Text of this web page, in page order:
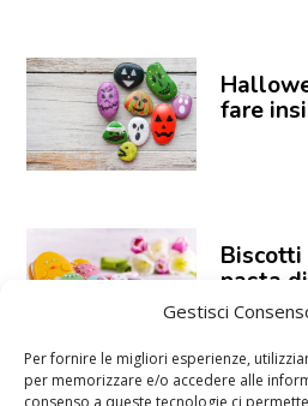
Gestisci
Per fornire le migliori esperienze,
per memorizzare e/o accedere alle
consenso a queste tecnologie ci
fare
Biscotti
pasta